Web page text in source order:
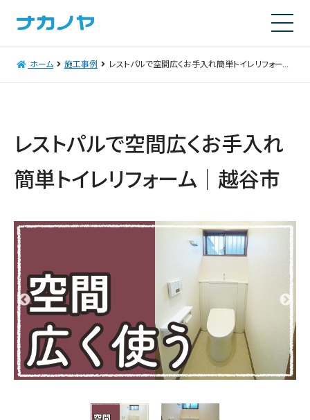
ホーム 施工事例 レストパルで空間広くお手入れ簡単トイレリフォーム｜越谷市
レストパルで空間広くお手入れ
簡単トイレリフォーム｜越谷市